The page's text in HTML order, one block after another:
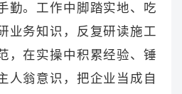
勤。工作中脚踏实地、吃
业务知识，反复研读施工
，在实操中积累经验、锤
人翁意识，把企业当成自